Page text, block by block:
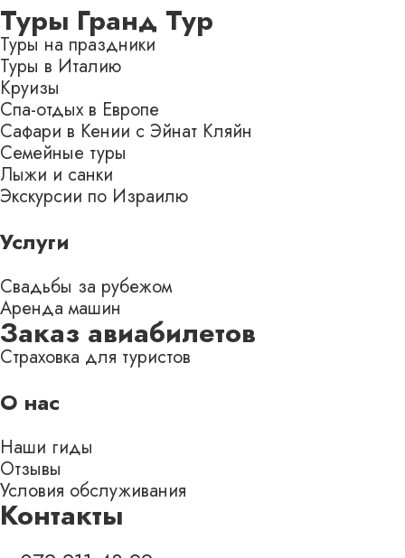
Туры Гранд Тур
Туры на праздники
Туры в Италию
Круизы
Спа-отдых в Европе
Сафари в Кении с Эйнат Кляйн
Семейные туры
Лыжи и санки
Экскурсии по Израилю
Услуги
Свадьбы за рубежом
Аренда машин
Заказ авиабилетов
Страховка для туристов
О нас
Наши гиды
Отзывы
Условия обслуживания
Контакты